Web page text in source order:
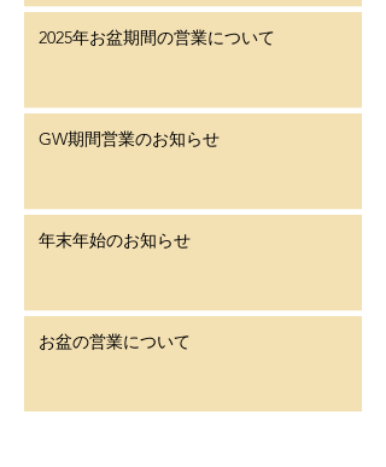
2025年お盆期間の営業について
GW期間営業のお知らせ
年末年始のお知らせ
お盆の営業について